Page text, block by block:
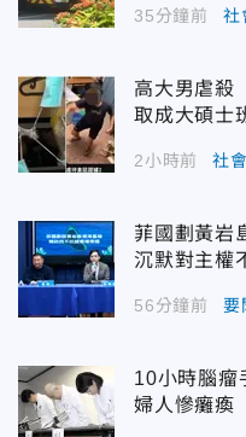
35分鐘前 社
高大男虐殺
取成大碩士
2小時前 社會
菲國劃黃岩
沉默對主權
56分鐘前 要
10小時腦
婦人慘癱瘓